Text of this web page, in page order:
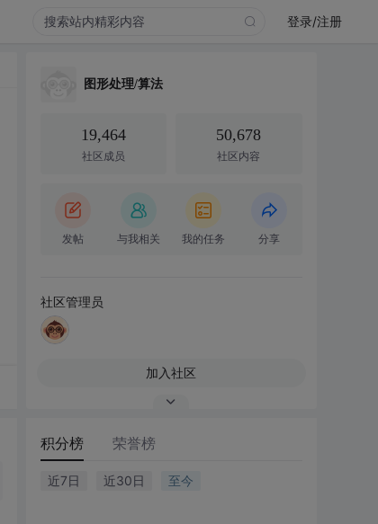
登录/注册
图形处理/算法
19,464
社区成员
50,678
社区内容
发帖 与我相关 我的任务 分享
社区管理员
加入社区
积分榜 荣誉榜
近7日 近30日 至今